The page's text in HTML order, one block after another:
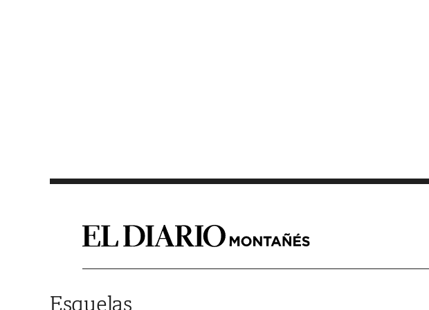
Esquelas